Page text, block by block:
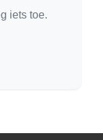
iets toe.